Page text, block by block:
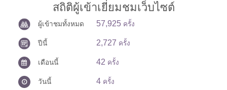
สถิติผู้เข้าเยี่ยมชมเว็บไซต์
ผู้เข้าชมทั้งหมด 57,925 ครั้ง
ปีนี้ 2,727 ครั้ง
เดือนนี้ 42 ครั้ง
วันนี้ 4 ครั้ง